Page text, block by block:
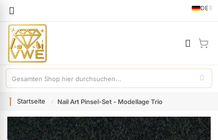
Sprache
DE
German
Startseite Nail Art Pinsel-Set - Modellage Trio
Zum
Ende